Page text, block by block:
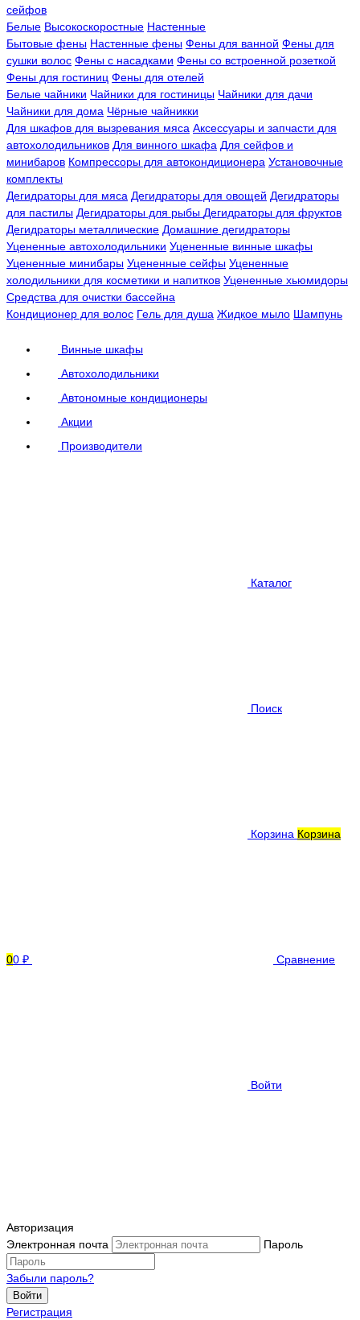
сейфов
Белые Высокоскоростные Настенные
Бытовые фены Настенные фены Фены для ванной Фены для
сушки волос Фены с насадками Фены со встроенной розеткой
Фены для гостиниц Фены для отелей
Белые чайники Чайники для гостиницы Чайники для дачи
Чайники для дома Чёрные чайникки
Для шкафов для вызревания мяса Аксессуары и запчасти для
автохолодильников Для винного шкафа Для сейфов и
минибаров Компрессоры для автокондиционера Установочные
комплекты
Дегидраторы для мяса Дегидраторы для овощей Дегидраторы
для пастилы Дегидраторы для рыбы Дегидраторы для фруктов
Дегидраторы металлические Домашние дегидраторы
Уцененные автохолодильники Уцененные винные шкафы
Уцененные минибары Уцененные сейфы Уцененные
холодильники для косметики и напитков Уцененные хьюмидоры
Средства для очистки бассейна
Кондиционер для волос Гель для душа Жидкое мыло Шампунь
Винные шкафы
Автохолодильники
Автономные кондиционеры
Акции
Производители
Каталог
Поиск
Корзина Корзина
00 ₽ Сравнение
Войти
Авторизация
Электронная почта
Пароль
Забыли пароль?
Войти
Регистрация